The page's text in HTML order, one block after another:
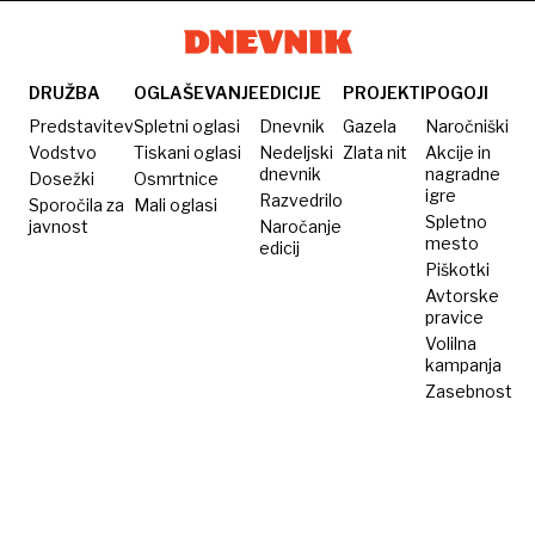
ranil
verjetnosti
je šlo za
človeško
napako
DRUŽBA
Predstavitev
Vodstvo
Dosežki
Sporočila za
javnost
OGLAŠEVANJE
Spletni oglasi
Tiskani oglasi
Osmrtnice
Mali oglasi
EDICIJE
Dnevnik
Nedeljski
dnevnik
Razvedrilo
Naročanje
edicij
PROJEKTI
Gazela
Zlata nit
POGOJI
Naročniški
Akcije in
nagradne
igre
Spletno
mesto
Piškotki
Avtorske
pravice
Volilna
kampanja
Zasebnost